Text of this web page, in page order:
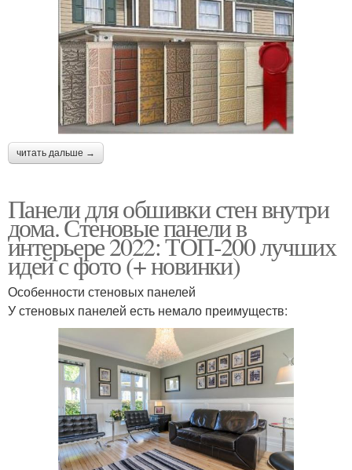
читать дальше →
Панели для обшивки стен внутри
дома. Стеновые панели в
интерьере 2022: ТОП-200 лучших
идей с фото (+ новинки)
Особенности стеновых панелей
У стеновых панелей есть немало преимуществ: